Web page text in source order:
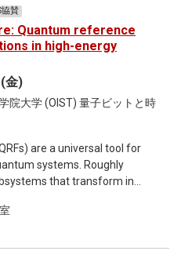
協賛
Quantum reference
in high-energy
金)
院大学 (OIST) 量子ビットと時
are a universal tool for
systems. Roughly
that transform in
quantum systems
terms. QRFs are thus
physics whenever no
symmetry group is